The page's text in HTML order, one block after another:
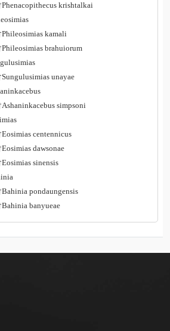
krishtalkai
kamali
brahuiorum
unayae
simpsoni
centennicus
dawsonae
sinensis
pondaungensis
banyueae